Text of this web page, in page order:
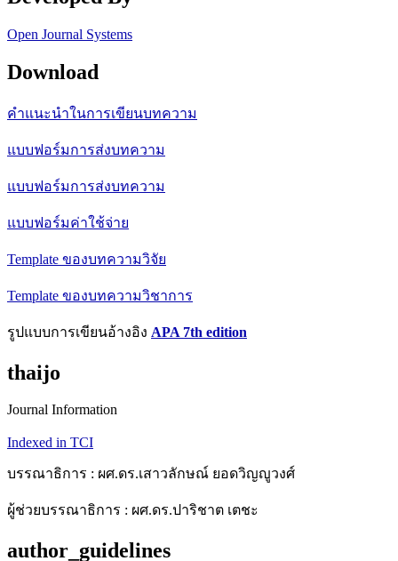
Open Journal Systems
Download
คำแนะนำในการเขียนบทความ
แบบฟอร์มการส่งบทความ
แบบฟอร์มการส่งบทความ
แบบฟอร์มค่าใช้จ่าย
Template ของบทความวิจัย
Template ของบทความวิชาการ
รูปแบบการเขียนอ้างอิง APA 7th edition
thaijo
Journal Information
Indexed in TCI
บรรณาธิการ : ผศ.ดร.เสาวลักษณ์ ยอดวิญญูวงศ์
ผู้ช่วยบรรณาธิการ : ผศ.ดร.ปาริชาต เตชะ
author_guidelines